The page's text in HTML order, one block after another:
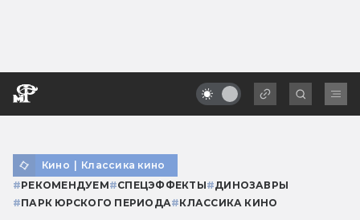
Кино | Классика кино
#РЕКОМЕНДУЕМ#СПЕЦЭФФЕКТЫ#ДИНОЗАВРЫ
#ПАРК ЮРСКОГО ПЕРИОДА#КЛАССИКА КИНО